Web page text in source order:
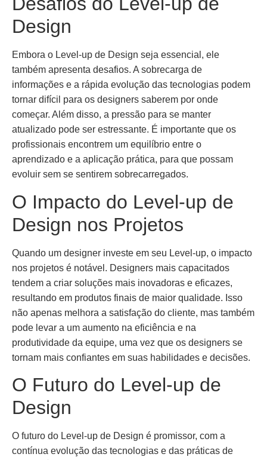
Design
Embora o Level-up de Design seja essencial, ele
também apresenta desafios. A sobrecarga de
informações e a rápida evolução das tecnologias podem
tornar difícil para os designers saberem por onde
começar. Além disso, a pressão para se manter
atualizado pode ser estressante. É importante que os
profissionais encontrem um equilíbrio entre o
aprendizado e a aplicação prática, para que possam
evoluir sem se sentirem sobrecarregados.
O Impacto do Level-up de
Design nos Projetos
Quando um designer investe em seu Level-up, o impacto
nos projetos é notável. Designers mais capacitados
tendem a criar soluções mais inovadoras e eficazes,
resultando em produtos finais de maior qualidade. Isso
não apenas melhora a satisfação do cliente, mas também
pode levar a um aumento na eficiência e na
produtividade da equipe, uma vez que os designers se
tornam mais confiantes em suas habilidades e decisões.
O Futuro do Level-up de
Design
O futuro do Level-up de Design é promissor, com a
contínua evolução das tecnologias e das práticas de